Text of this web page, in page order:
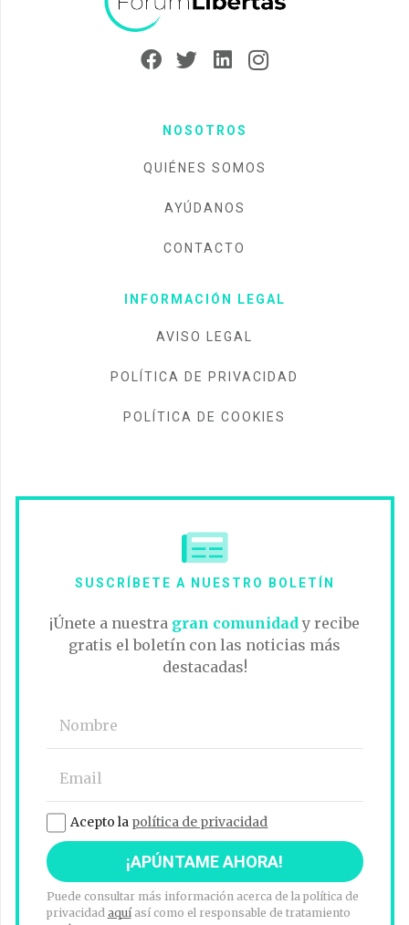
NOSOTROS
QUIÉNES SOMOS
AYÚDANOS
CONTACTO
INFORMACIÓN LEGAL
AVISO LEGAL
POLÍTICA DE PRIVACIDAD
POLÍTICA DE COOKIES
SUSCRÍBETE A NUESTRO BOLETÍN
¡Únete a nuestra gran comunidady recibe
gratis el boletín con las noticias más
destacadas!
Acepto la política de privacidad
Puede consultar más información acerca de la política de
privacidad aquíasí como el responsable de tratamiento